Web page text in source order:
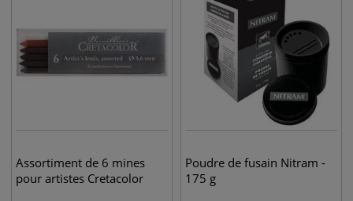
Assortiment de 6 mines
pour artistes Cretacolor
Poudre de fusain Nitram -
175 g